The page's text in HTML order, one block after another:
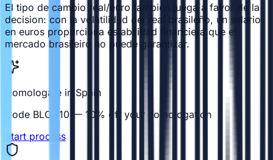
El tipo de cambio real/euro también juega a favor de la
decision: con la volatilidad del real brasileño, un salario
en euros proporciona estabilidad financiera que el
mercado brasileiro no puede garantizar.
Homologate in Spain
Code BLOG10 — 10% off your homologation
Start process